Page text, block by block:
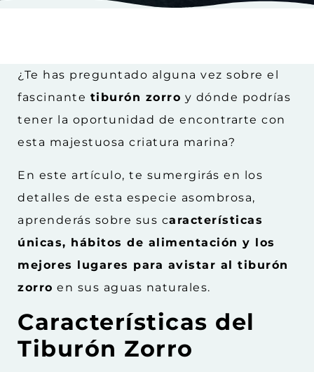
¿Te has preguntado alguna vez sobre el
fascinante tiburón zorro y dónde podrías
tener la oportunidad de encontrarte con
esta majestuosa criatura marina?
En este artículo, te sumergirás en los
detalles de esta especie asombrosa,
aprenderás sobre sus características
únicas, hábitos de alimentación y los
mejores lugares para avistar al tiburón
zorro en sus aguas naturales.
Características del
Tiburón Zorro